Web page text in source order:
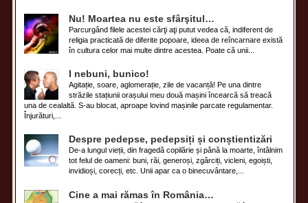
Nu! Moartea nu este sfârşitul…
Parcurgând filele acestei cărţi aţi putut vedea că, indiferent de
religia practicată de diferite popoare, ideea de reîncarnare există
în cultura celor mai multe dintre acestea. Poate că unii...
I nebuni, bunico!
Agitație, soare, aglomerație, zile de vacanță! Pe una dintre
străzile stațiunii orașului meu două mașini încearcă să treacă
una de cealaltă. S-au blocat, aproape lovind mașinile parcate regulamentar.
Înjurături,...
Despre pedepse, pedepsiți și conștientizări
De-a lungul vieții, din fragedă copilărie și până la moarte, întâlnim
tot felul de oameni: buni, răi, generoși, zgârciți, vicleni, egoiști,
invidioși, corecți, etc. Unii apar ca o binecuvântare,...
Cine a mai rămas în România…